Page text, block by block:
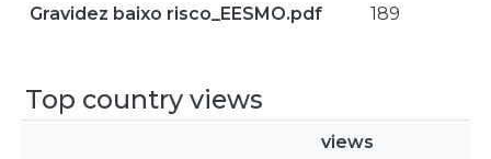
Gravidez baixo risco_EESMO.pdf 189
Top country views
views